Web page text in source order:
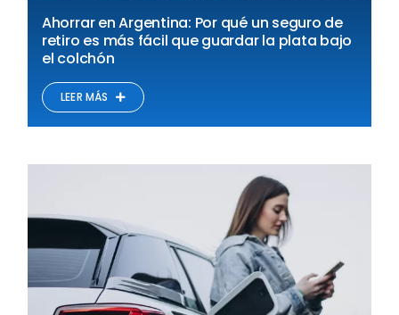
Ahorrar en Argentina: Por qué un seguro de
retiro es más fácil que guardar la plata bajo
el colchón
LEER MÁS